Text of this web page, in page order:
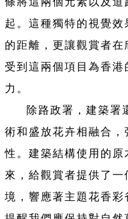
起。這種獨特的視覺
的距離，更讓觀賞者
受到這兩個項目為香
力。
除路政署，建築署
術和盛放花卉相融合
性。建築結構使用的
來，給觀賞者提供了
境，響應著主題花香彩